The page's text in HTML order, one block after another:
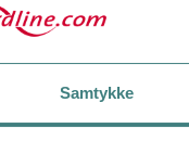
Samtykke